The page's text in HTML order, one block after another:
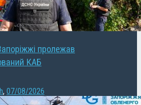
пролежав
КАБ
, 07/08/2026